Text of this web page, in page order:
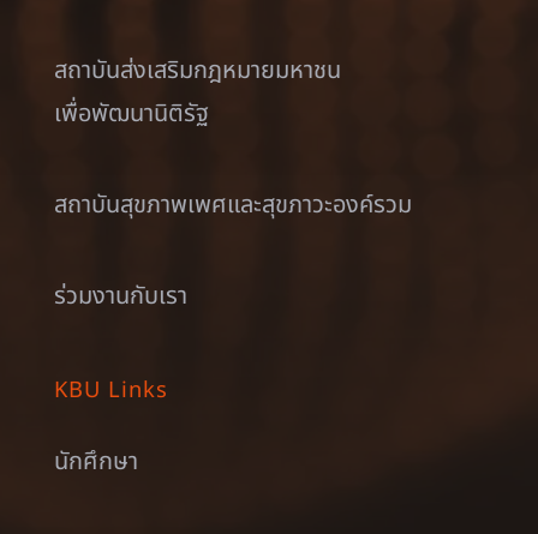
สถาบันส่งเสริมกฎหมายมหาชน
เพื่อพัฒนานิติรัฐ
สถาบันสุขภาพเพศและสุขภาวะองค์รวม
ร่วมงานกับเรา
KBU Links
นักศึกษา